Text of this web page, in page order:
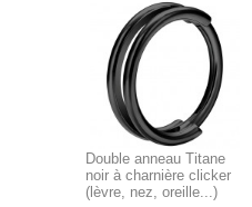
Double anneau Titane
noir à charnière clicker
(lèvre, nez, oreille...)